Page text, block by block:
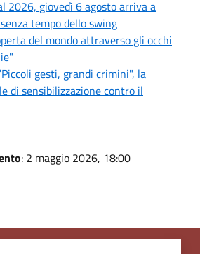
2026, giovedì 6 agosto arriva a
tempo dello swing
del mondo attraverso gli occhi
gesti, grandi crimini", la
di sensibilizzazione contro il
: 2 maggio 2026, 18:00